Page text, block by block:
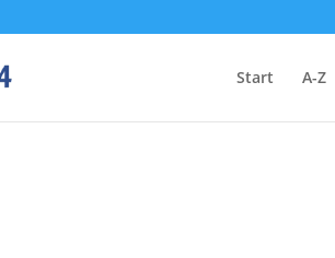
Start A-Z